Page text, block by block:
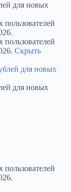
для новых
Скрыть
для новых